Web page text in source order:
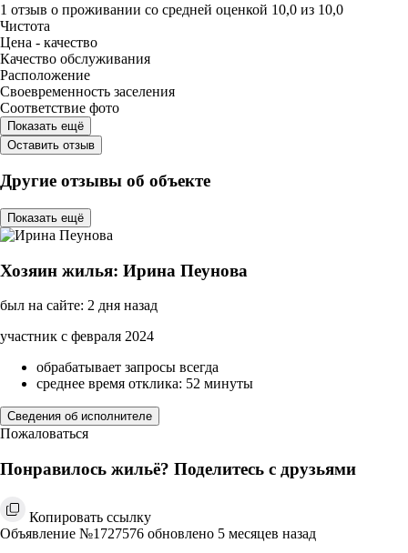
1 отзыв о проживании со средней оценкой 10,0 из 10,0
Чистота
Цена - качество
Качество обслуживания
Расположение
Своевременность заселения
Соответствие фото
Показать ещё
Оставить отзыв
Другие отзывы об объекте
Показать ещё
Хозяин жилья: Ирина Пеунова
был на сайте: 2 дня назад
участник с февраля 2024
обрабатывает запросы всегда
среднее время отклика: 52 минуты
Сведения об исполнителе
Пожаловаться
Понравилось жильё? Поделитесь с друзьями
Копировать ссылку
Объявление №1727576 обновлено 5 месяцев назад